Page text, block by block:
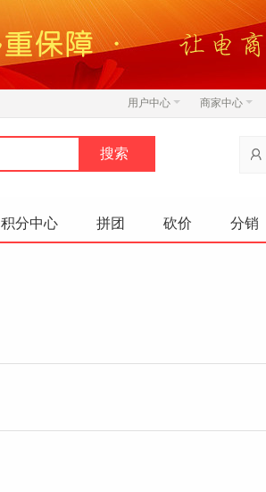
用户中心 商家中心

积分中心 拼团 砍价 分销